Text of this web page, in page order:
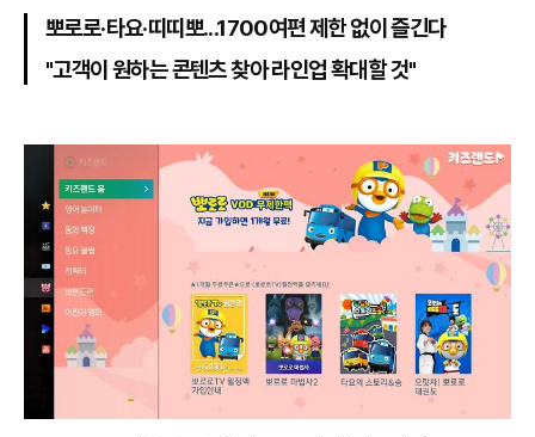
뽀로로·타요·띠띠뽀...1700여편 제한 없이 즐긴다
"고객이 원하는 콘텐츠 찾아 라인업 확대할 것"